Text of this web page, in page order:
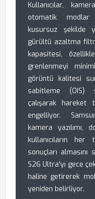
Kullanıcılar,
otomatik modlar
kusursuz şekilde
gürültü azaltma
kapasitesi,
grenlenmeyi
görüntü kalitesi
sabitleme (OIS)
çalışarak hareket
engelliyor.
kamera yazılımı,
kullanıcıların
sonuçları almasını
S26 Ultra'yı gece
haline getirerek
yeniden belirliyor.